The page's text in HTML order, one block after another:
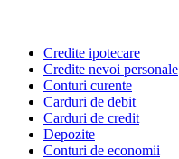
Credite ipotecare
Credite nevoi personale
Conturi curente
Carduri de debit
Carduri de credit
Depozite
Conturi de economii